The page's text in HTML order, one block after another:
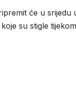
će u srijedu
su stigle